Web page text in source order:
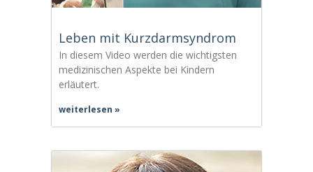
Leben mit Kurzdarmsyndrom
In diesem Video werden die wichtigsten
medizinischen Aspekte bei Kindern
erläutert.
weiterlesen »